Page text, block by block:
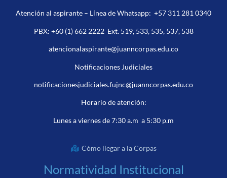
Atención al aspirante – Línea de Whatsapp: +57 311 281 0340
PBX: +60 (1) 662 2222Ext. 519, 533, 535, 537, 538
atencionalaspirante@juanncorpas.edu.co
Notificaciones Judiciales
notificacionesjudiciales.fujnc@juanncorpas.edu.co
Horario de atención:
Lunes a viernes de 7:30 a.m a 5:30 p.m
Cómo llegar a la Corpas
Normatividad Institucional